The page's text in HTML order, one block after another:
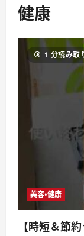
ー
健康
1 分読み取
美容・健康
【時短＆節